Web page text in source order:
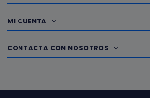
MI CUENTA
CONTACTA CON NOSOTROS